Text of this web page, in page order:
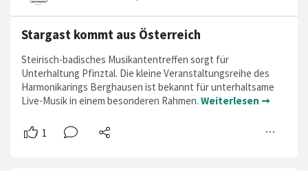
Stargast kommt aus Österreich
Steirisch-badisches Musikantentreffen sorgt für
Unterhaltung Pfinztal. Die kleine Veranstaltungsreihe des
Harmonikarings Berghausen ist bekannt für unterhaltsame
Live-Musik in einem besonderen Rahmen. Weiterlesen ➞